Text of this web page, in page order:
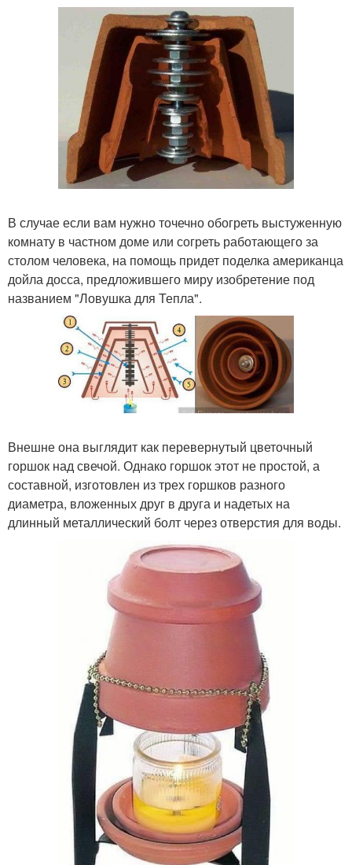
В случае если вам нужно точечно обогреть выстуженную
комнату в частном доме или согреть работающего за
столом человека, на помощь придет поделка американца
дойла досса, предложившего миру изобретение под
названием "Ловушка для Тепла".
Внешне она выглядит как перевернутый цветочный
горшок над свечой. Однако горшок этот не простой, а
составной, изготовлен из трех горшков разного
диаметра, вложенных друг в друга и надетых на
длинный металлический болт через отверстия для воды.